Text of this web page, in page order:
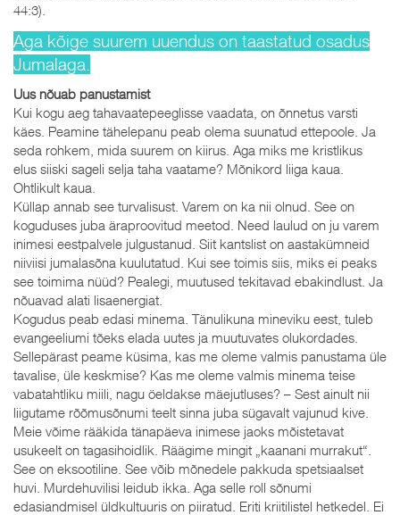
44:3).
Aga kõige suurem uuendus on taastatud osadus
Jumalaga.
Uus nõuab panustamist
Kui kogu aeg tahavaatepeeglisse vaadata, on õnnetus varsti
käes. Peamine tähelepanu peab olema suunatud ettepoole. Ja
seda rohkem, mida suurem on kiirus. Aga miks me kristlikus
elus siiski sageli selja taha vaatame? Mõnikord liiga kaua.
Ohtlikult kaua.
Küllap annab see turvalisust. Varem on ka nii olnud. See on
koguduses juba äraproovitud meetod. Need laulud on ju varem
inimesi eestpalvele julgustanud. Siit kantslist on aastakümneid
niiviisi jumalasõna kuulutatud. Kui see toimis siis, miks ei peaks
see toimima nüüd? Pealegi, muutused tekitavad ebakindlust. Ja
nõuavad alati lisaenergiat.
Kogudus peab edasi minema. Tänulikuna mineviku eest, tuleb
evangeeliumi tõeks elada uutes ja muutuvates olukordades.
Sellepärast peame küsima, kas me oleme valmis panustama üle
tavalise, üle keskmise? Kas me oleme valmis minema teise
vabatahtliku miili, nagu öeldakse mäejutluses? – Sest ainult nii
liigutame rõõmusõnumi teelt sinna juba sügavalt vajunud kive.
Meie võime rääkida tänapäeva inimese jaoks mõistetavat
usukeelt on tagasihoidlik. Räägime mingit „kaanani murrakut“.
See on eksootiline. See võib mõnedele pakkuda spetsiaalset
huvi. Murdehuvilisi leidub ikka. Aga selle roll sõnumi
edasiandmisel üldkultuuris on piiratud. Eriti kriitilistel hetkedel. Ei